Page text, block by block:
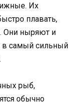
Их
плавать,
Они ныряют и
в самый сильный
рыб,
обычно